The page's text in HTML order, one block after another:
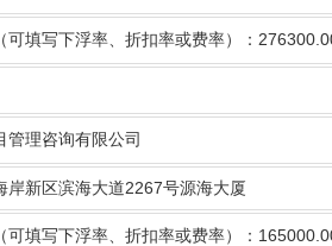
填写下浮率、折扣率或费率）：
管理咨询有限公司
岸新区滨海大道2267号源海大厦
填写下浮率、折扣率或费率）：